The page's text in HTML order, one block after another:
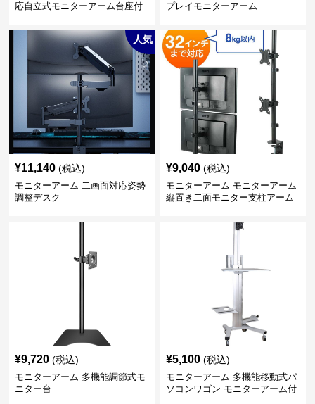
応自立式モニターアーム台座付
プレイモニターアーム
人気
¥11,140 (税込)
モニターアーム 二画面対応姿勢
調整デスク
¥9,040 (税込)
モニターアーム モニターアーム
縦置き二面モニター支柱アーム
¥9,720 (税込)
モニターアーム 多機能調節式モ
ニター台
¥5,100 (税込)
モニターアーム 多機能移動式パ
ソコンワゴン モニターアーム付